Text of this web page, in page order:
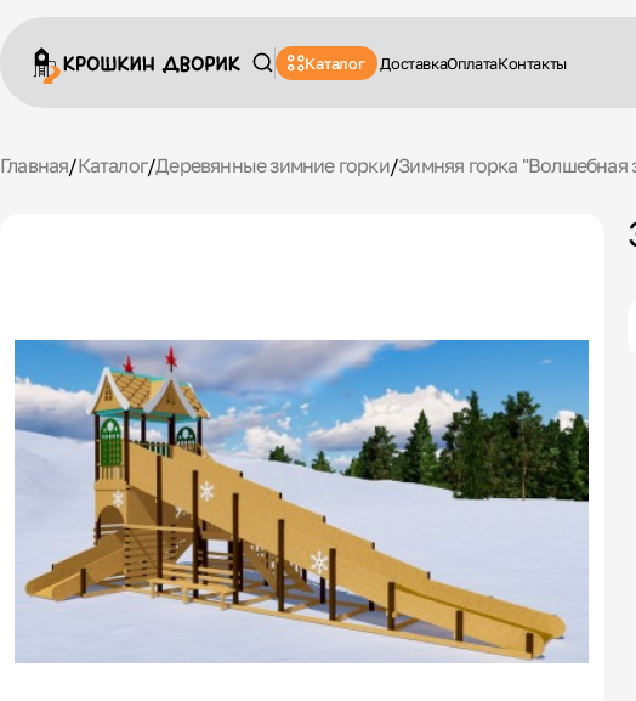
Каталог ДоставкаОплатаКонтакты
Главная/Каталог/Деревянные зимние горки/Зимняя горка "Волшебная